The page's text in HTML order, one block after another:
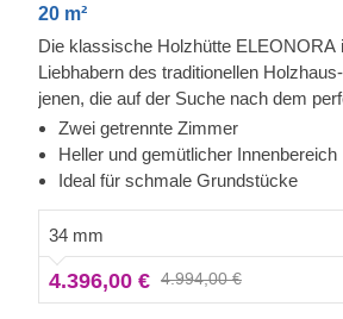
20 m²
Die klassische Holzhütte ELEONORA
Liebhabern des traditionellen
jenen, die auf der Suche nach dem
Rückzugsraum in ihrem Garten sind.
Bau kann eine Vielzahl von Zwecken
Erweiterung des Wohnbereichs im
Werkstatt.
Zwei getrennte Zimmer
Heller und gemütlicher Innenbereich
Ideal für schmale Grundstücke
34 mm
4.396,00 € 4.994,00 €